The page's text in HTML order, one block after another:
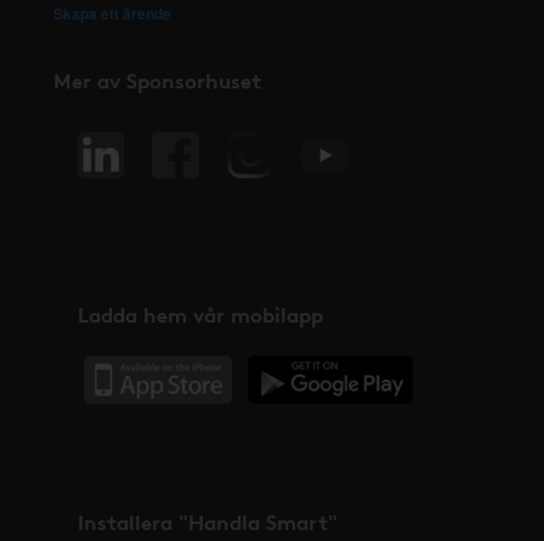
Skapa ett ärende
Mer av Sponsorhuset
Ladda hem vår mobilapp
Installera "Handla Smart"